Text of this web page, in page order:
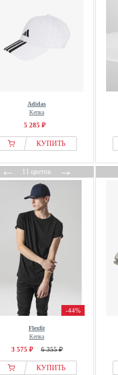
Adidas
Кепка
5 285 ₽
КУПИТЬ
←11 цветов→
-44%
Flexfit
Кепка
3 575 ₽ 6 355 ₽
КУПИТЬ